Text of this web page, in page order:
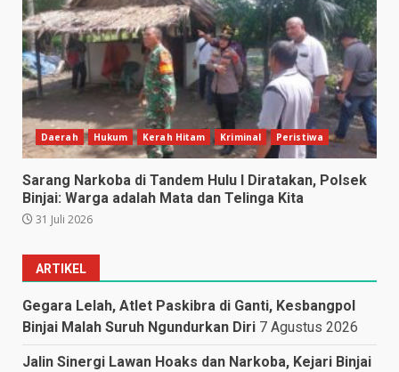
Daerah Hukum Kerah Hitam Kriminal Peristiwa
Sarang Narkoba di Tandem Hulu I Diratakan, Polsek
Binjai: Warga adalah Mata dan Telinga Kita
31 Juli 2026
ARTIKEL
Gegara Lelah, Atlet Paskibra di Ganti, Kesbangpol
Binjai Malah Suruh Ngundurkan Diri 7 Agustus 2026
Jalin Sinergi Lawan Hoaks dan Narkoba, Kejari Binjai